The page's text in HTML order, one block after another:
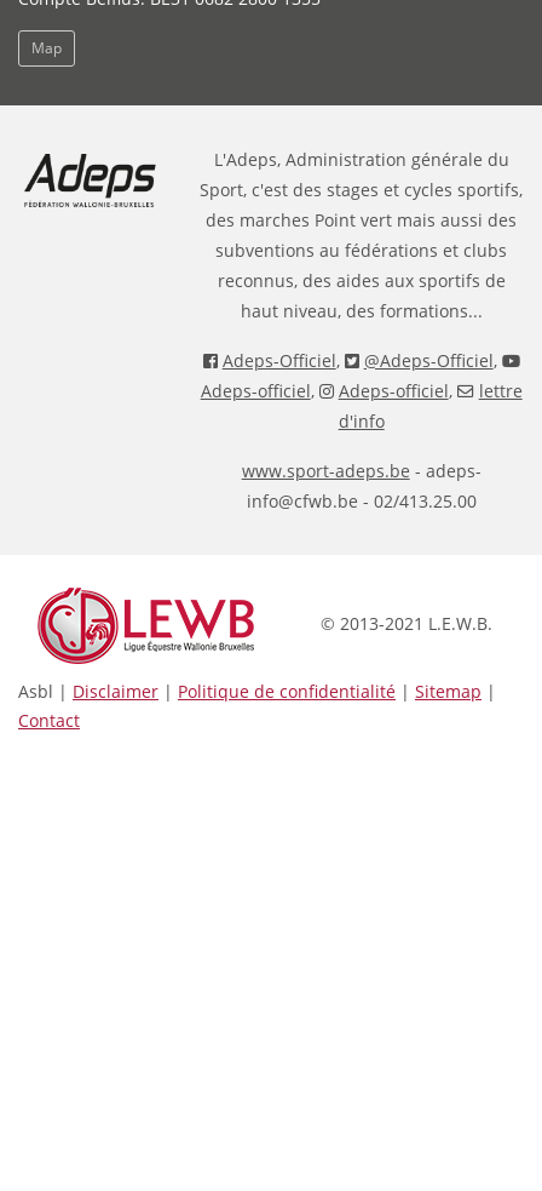
Map
L'Adeps, Administration générale du
Sport, c'est des stages et cycles sportifs,
des marches Point vert mais aussi des
subventions au fédérations et clubs
reconnus, des aides aux sportifs de
haut niveau, des formations...
Adeps-Officiel, @Adeps-Officiel,
Adeps-officiel, Adeps-officiel,
lettre
d'info
www.sport-adeps.be - adeps-
info@cfwb.be - 02/413.25.00
© 2013-2021 L.E.W.B.
Asbl | Disclaimer | Politique de confidentialité | Sitemap |
Contact